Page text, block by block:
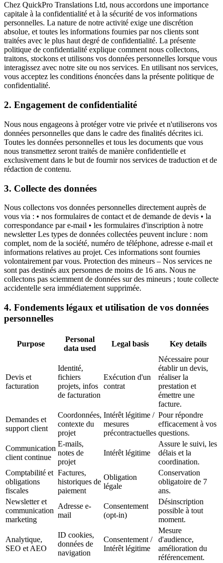
Chez QuickPro Translations Ltd, nous accordons une importance
capitale à la confidentialité et à la sécurité de vos informations
personnelles. La nature de notre activité exige une discrétion
absolue, et toutes les informations fournies par nos clients sont
traitées avec le plus haut degré de confidentialité. La présente
politique de confidentialité explique comment nous collectons,
traitons, stockons et utilisons vos données personnelles lorsque vous
interagissez avec notre site ou nos services. En utilisant nos services,
vous acceptez les conditions énoncées dans la présente politique de
confidentialité.
2. Engagement de confidentialité
Nous nous engageons à protéger votre vie privée et n'utiliserons vos
données personnelles que dans le cadre des finalités décrites ici.
Toutes les données personnelles et tous les documents que vous
nous transmettez seront traités de manière confidentielle et
exclusivement dans le but de fournir nos services de traduction et de
rédaction de contenu.
3. Collecte des données
Nous collectons vos données personnelles directement auprès de
vous via : • nos formulaires de contact et de demande de devis • la
correspondance par e-mail • les formulaires d'inscription à notre
newsletter Les types de données collectées peuvent inclure : nom
complet, nom de la société, numéro de téléphone, adresse e-mail et
informations relatives au projet. Ces informations sont fournies
volontairement par vous. Protection des mineurs – Nos services ne
sont pas destinés aux personnes de moins de 16 ans. Nous ne
collectons pas sciemment de données sur des mineurs ; toute collecte
accidentelle sera immédiatement supprimée.
4. Fondements légaux et utilisation de vos données
personnelles
Purpose
Personal
data used
Legal basis Key details
Devis et
facturation
Identité,
fichiers
projets, infos
de facturation
Exécution d'un
contrat
Nécessaire pour
établir un devis,
réaliser la
prestation et
émettre une
facture.
Demandes et
support client
Coordonnées,
contexte du
projet
Intérêt légitime /
mesures
précontractuelles
Pour répondre
efficacement à vos
questions.
Communication
client continue
E-mails,
notes de
projet
Intérêt légitime
Assure le suivi, les
délais et la
coordination.
Comptabilité et
obligations
fiscales
Factures,
historiques de
paiement
Obligation
légale
Conservation
obligatoire de 7
ans.
Newsletter et
communication
marketing
Adresse e-
mail
Consentement
(opt-in)
Désinscription
possible à tout
moment.
Analytique,
SEO et AEO
ID cookies,
données de
navigation
Consentement /
Intérêt légitime
Mesure
d'audience,
amélioration du
référencement.